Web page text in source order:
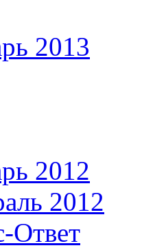
2013
2012
2012
Ответ